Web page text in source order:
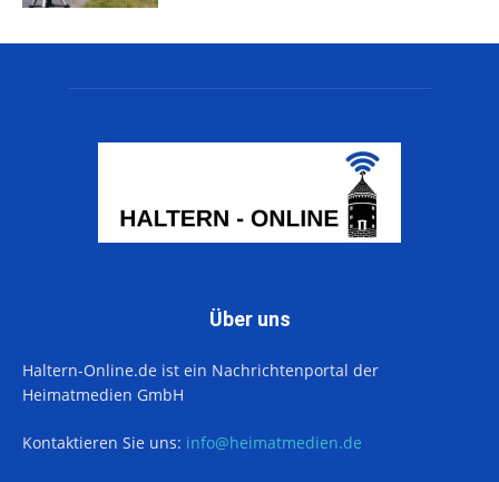
Über uns
Haltern-Online.de ist ein Nachrichtenportal der
Heimatmedien GmbH
Kontaktieren Sie uns: info@heimatmedien.de